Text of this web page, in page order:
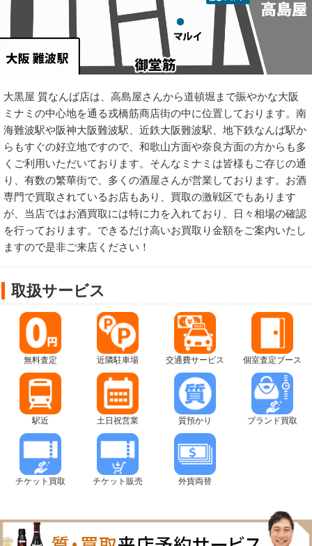
大黒屋 質なんば店は、高島屋さんから道頓堀まで賑やかな大阪
ミナミの中心地を通る戎橋筋商店街の中に位置しております。南
海難波駅や阪神大阪難波駅、近鉄大阪難波駅、地下鉄なんば駅か
らもすぐの好立地ですので、和歌山方面や奈良方面の方からも多
くご利用いただいております。そんなミナミは皆様もご存じの通
り、有数の繁華街で、多くの酒屋さんが営業しております。お酒
専門で買取されているお店もあり、買取の激戦区でもあります
が、当店ではお酒買取には特に力を入れており、日々相場の確認
を行っております。できるだけ高いお買取り金額をご案内いたし
ますので是非ご来店ください！
取扱サービス
無料査定 近隣駐車場 交通費サービス 個室査定ブース
駅近 土日祝営業 質預かり ブランド買取
チケット買取 チケット販売 外貨両替